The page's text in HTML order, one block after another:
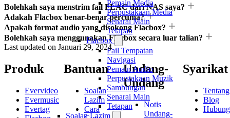
Pemain Media
Perpustakaan Media
Senarai Main
Tetapan
Flacbox
Fail Tempatan
Navigasi
Pemain Audio
Perpustakaan Muzik
Sambungan
Senarai Main
Tetapan
Soalan Lazim
Bolehkah saya menstrim fail FLAC dari NAS saya?
Adakah Flacbox benar-benar percuma?
Apakah format audio yang disokong Flacbox?
Bolehkah saya menggunakan Flacbox secara luar talian?
Last updated on Januari 29, 2024
Produk
Evervideo
Evermusic
Evertag
Bantuan
Soalan
Lazim
Cara
Undang-
Undang
Notis
Undang-
Syarikat
Tentang
Blog